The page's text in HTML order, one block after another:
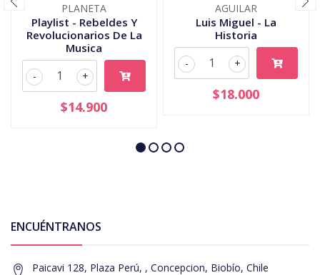
PLANETA
Playlist - Rebeldes Y
Revolucionarios De La
Musica
+
-
$14.900
AGUILAR
Luis Miguel - La
Historia
+
-
$18.000
ENCUÉNTRANOS
Paicavi 128, Plaza Perú, , Concepcion, Biobío, Chile